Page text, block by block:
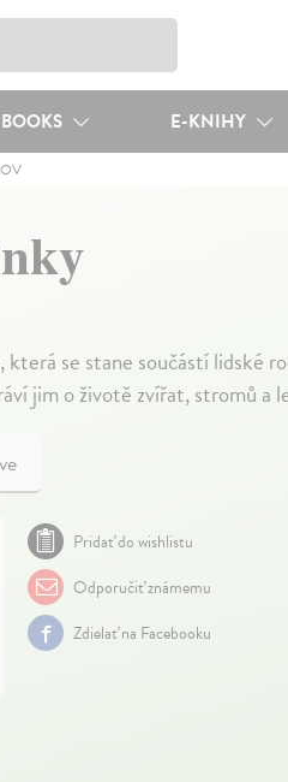
BOOKS E-KNIHY
se stane součástí lidské
jim o životě zvířat, stromů a
Pridať do wishlistu
Odporučiť známemu
Zdielať na Facebooku